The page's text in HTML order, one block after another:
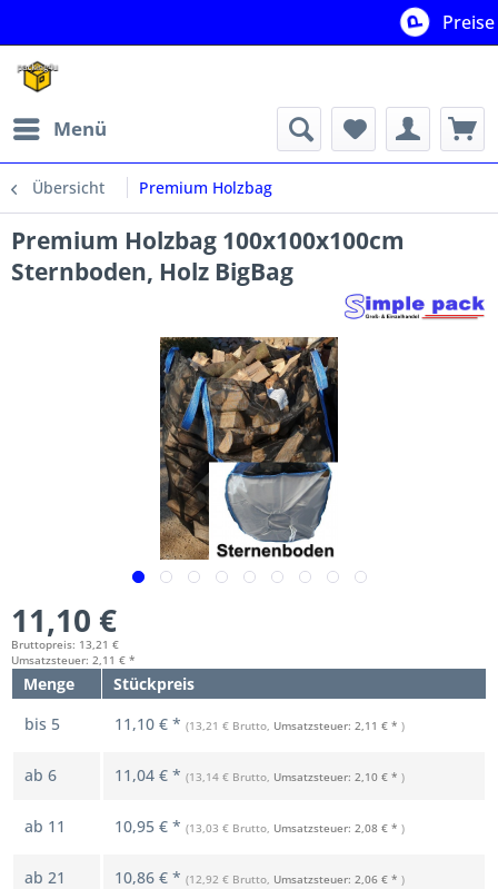
Preise für
Menü
Übersicht Premium Holzbag
Premium Holzbag 100x100x100cm
Sternboden, Holz BigBag
11,10 €
Bruttopreis: 13,21 €
Umsatzsteuer: 2,11 € *
Menge
Stückpreis
bis 5 11,10 € * (13,21 € Brutto, Umsatzsteuer: 2,11 € * )
ab 6 11,04 € * (13,14 € Brutto, Umsatzsteuer: 2,10 € * )
ab 11 10,95 € * (13,03 € Brutto, Umsatzsteuer: 2,08 € * )
ab 21 10,86 € * (12,92 € Brutto, Umsatzsteuer: 2,06 € * )